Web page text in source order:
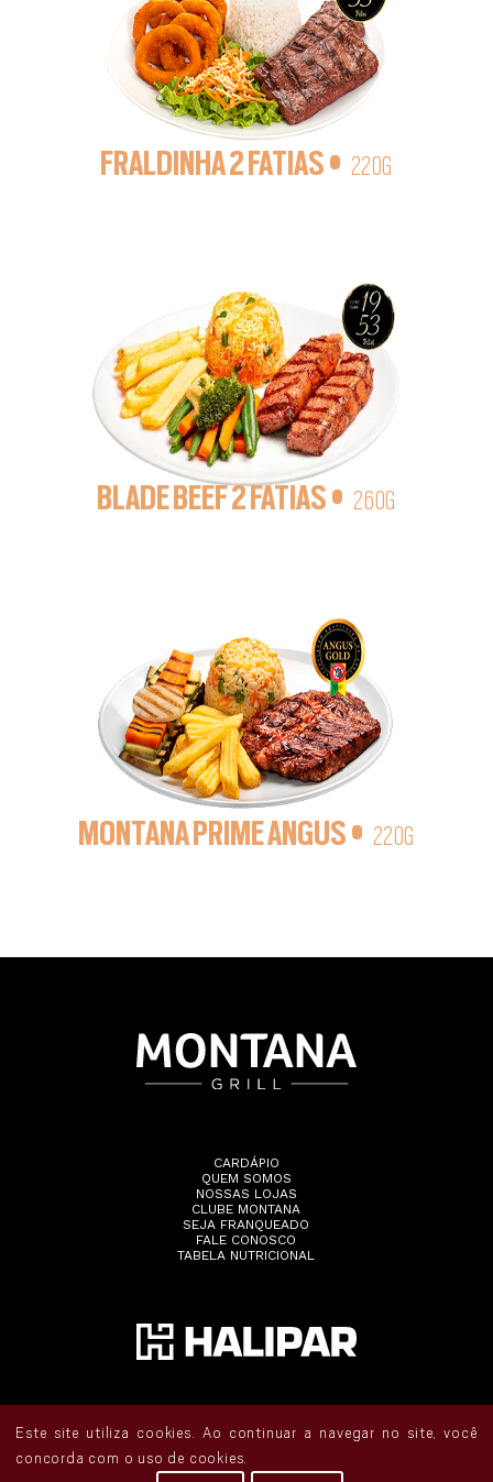
FRALDINHA 2 FATIAS • 220G
BLADE BEEF 2 FATIAS • 260G
MONTANA PRIME ANGUS • 220G
CARDÁPIO
QUEM SOMOS
NOSSAS LOJAS
CLUBE MONTANA
SEJA FRANQUEADO
FALE CONOSCO
TABELA NUTRICIONAL
Todos os direitos reservados •Política de Privacidade• Acompanhe o Montana:
Este site utiliza cookies. Ao continuar a navegar no site, você
concorda com o uso de cookies.